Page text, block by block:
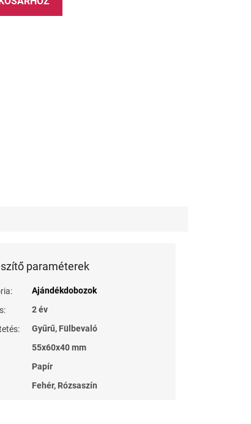
paraméterek
:
Ajándékdobozok
:
2 év
:
Gyűrű, Fülbevaló
55x60x40 mm
Papír
Fehér, Rózsaszín